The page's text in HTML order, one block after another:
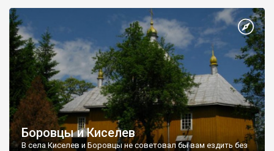
Боровцы и Киселев
В села Киселев и Боровцы не советовал бы вам ездить без